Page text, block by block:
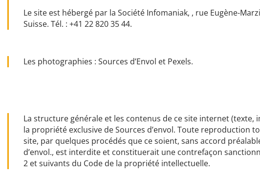
Le site est hébergé par la Société Infomaniak, , rue Eugène-
Suisse. Tél. : +41 22 820 35 44.
Les photographies : Sources d’Envol et Pexels.
La structure générale et les contenus de ce site internet (texte,
la propriété exclusive de Sources d’envol. Toute reproduction
site, par quelques procédés que ce soient, sans accord
d’envol., est interdite et constituerait une contrefaçon
2 et suivants du Code de la propriété intellectuelle.